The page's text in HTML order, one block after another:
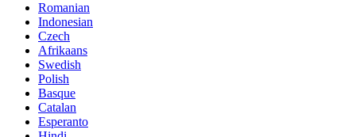
Romanian
Indonesian
Czech
Afrikaans
Swedish
Polish
Basque
Catalan
Esperanto